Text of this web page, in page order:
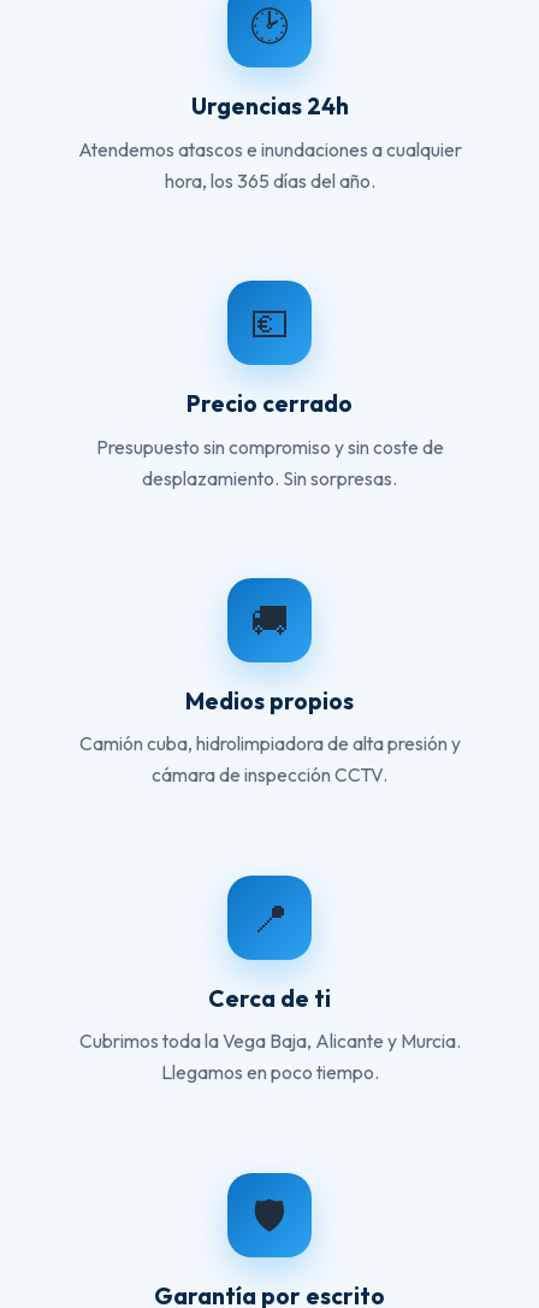
🕑
Urgencias 24h
Atendemos atascos e inundaciones a cualquier
hora, los 365 días del año.
💶
Precio cerrado
Presupuesto sin compromiso y sin coste de
desplazamiento. Sin sorpresas.
🚚
Medios propios
Camión cuba, hidrolimpiadora de alta presión y
cámara de inspección CCTV.
📍
Cerca de ti
Cubrimos toda la Vega Baja, Alicante y Murcia.
Llegamos en poco tiempo.
🛡️
Garantía por escrito